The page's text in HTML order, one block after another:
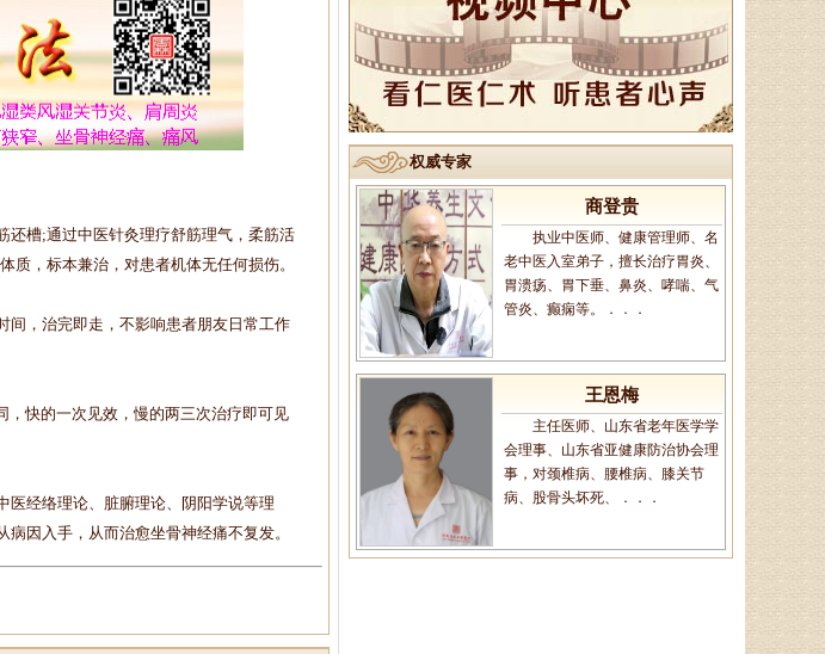
槽;通过中医针灸理疗舒筋理气，柔筋活
质，标本兼治，对患者机体无任何损伤。
，治完即走，不影响患者朋友日常工作
快的一次见效，慢的两三次治疗即可见
经络理论、脏腑理论、阴阳学说等理
因入手，从而治愈坐骨神经痛不复发。
权威专家
辛玉娥
主治医师、山东省老年医学学
会理事、山东省亚健康防治协会理
事，诊疗特长:擅长治疗颈椎病、腰
商登贵
执业中医师、健康管理师、名
老中医入室弟子，擅长治疗胃炎、
胃溃疡、胃下垂、鼻炎、哮喘、气
管炎、癫痫等。．．．
王恩梅
主任医师、山东省老年医学学
会理事、山东省亚健康防治协会理
事，对颈椎病、腰椎病、膝关节
病、股骨头坏死、．．．